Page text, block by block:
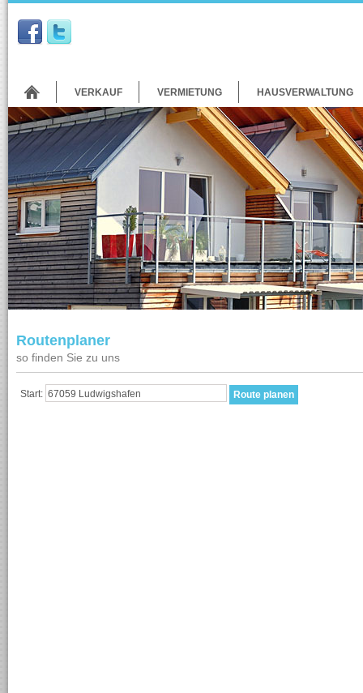
VERKAUF VERMIETUNG HAUSVERWALTUNG
Routenplaner
so finden Sie zu uns
Start: